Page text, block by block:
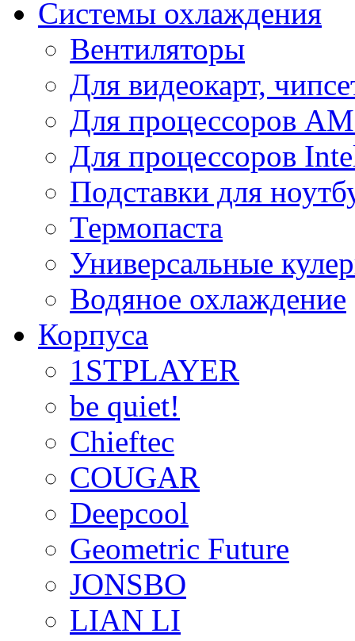
Системы охлаждения
Вентиляторы
Для видеокарт,
Для процессоров
Для процессоров
Подставки для
Термопаста
Универсальные
Водяное охлаждение
Корпуса
1STPLAYER
be quiet!
Chieftec
COUGAR
Deepcool
Geometric Future
JONSBO
LIAN LI